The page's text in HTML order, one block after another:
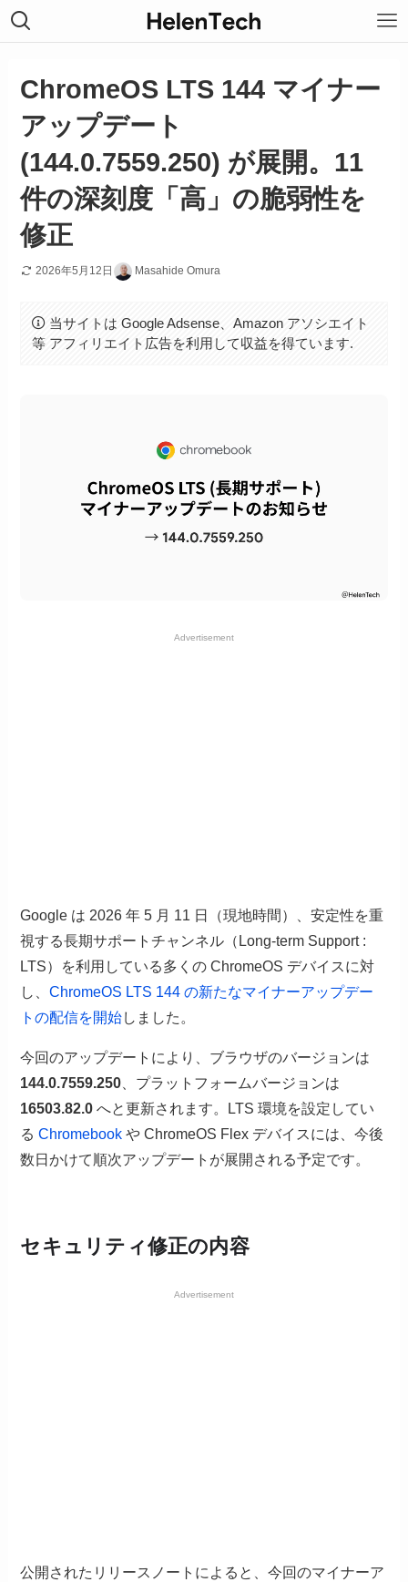
ChromeOS LTS 144 マイナー
アップデート
(144.0.7559.250) が展開。11
件の深刻度「高」の脆弱性を
修正
2026年5月12日 Masahide Omura
当サイトは Google Adsense、Amazon アソシエイト
等 アフィリエイト広告を利用して収益を得ています.
Advertisement
Google は 2026 年 5 月 11 日（現地時間）、安定性を重
視する長期サポートチャンネル（Long-term Support :
LTS）を利用している多くの ChromeOS デバイスに対
し、ChromeOS LTS 144 の新たなマイナーアップデー
トの配信を開始しました。
今回のアップデートにより、ブラウザのバージョンは
144.0.7559.250、プラットフォームバージョンは
16503.82.0 へと更新されます。LTS 環境を設定してい
るChromebook や ChromeOS Flex デバイスには、今後
数日かけて順次アップデートが展開される予定です。
セキュリティ修正の内容
Advertisement
公開されたリリースノートによると、今回のマイナーア